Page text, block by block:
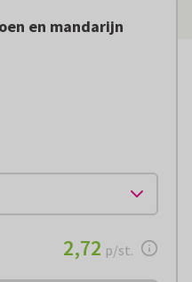
en mandarijn
€ 2,72per stuk
2,72 p/st.